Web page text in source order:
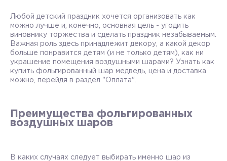
Любой детский праздник хочется организовать как
можно лучше и, конечно, основная цель - угодить
виновнику торжества и сделать праздник незабываемым.
Важная роль здесь принадлежит декору, а какой декор
больше понравится детям (и не только детям), как ни
украшение помещения воздушными шарами? Узнать как
купить фольгированный шар медведь, цена и доставка
можно, перейдя в раздел "Оплата".
Преимущества фольгированных
воздушных шаров
В каких случаях следует выбирать именно шар из